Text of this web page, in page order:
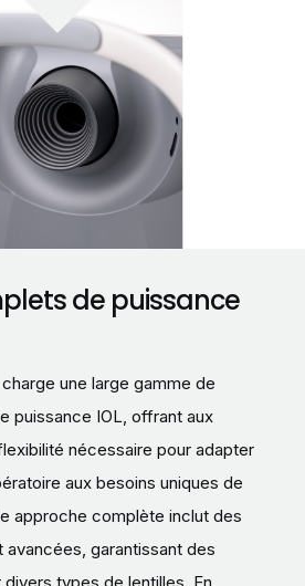
de puissance
une large gamme de
puissance IOL, offrant aux
nécessaire pour adapter
aux besoins uniques de
approche complète inclut des
garantissant des
types de lentilles. En